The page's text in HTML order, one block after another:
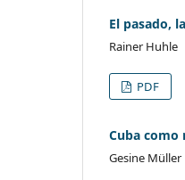
El pasado,
Rainer Huhle
PDF
Cuba como
Gesine Müller